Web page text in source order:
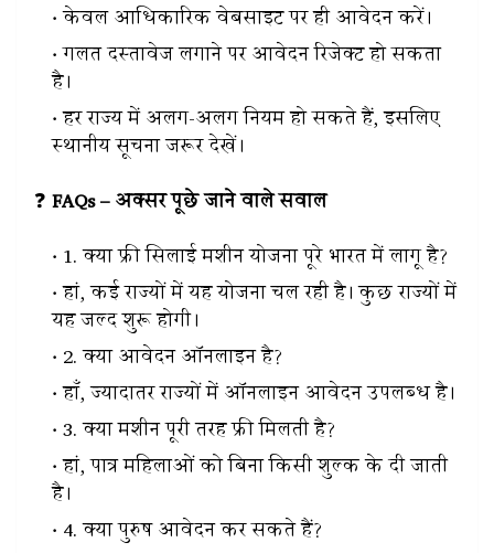
केवल आधिकारिक वेबसाइट पर ही आवेदन करें।
गलत दस्तावेज लगाने पर आवेदन रिजेक्ट हो सकता
है।
हर राज्य में अलग-अलग नियम हो सकते हैं, इसलिए
स्थानीय सूचना जरूर देखें।
❓ FAQs – अक्सर पूछे जाने वाले सवाल
1. क्या फ्री सिलाई मशीन योजना पूरे भारत में लागू है?
हां, कई राज्यों में यह योजना चल रही है। कुछ राज्यों में
यह जल्द शुरू होगी।
2. क्या आवेदन ऑनलाइन है?
हाँ, ज्यादातर राज्यों में ऑनलाइन आवेदन उपलब्ध है।
3. क्या मशीन पूरी तरह फ्री मिलती है?
हां, पात्र महिलाओं को बिना किसी शुल्क के दी जाती
है।
4. क्या पुरुष आवेदन कर सकते हैं?